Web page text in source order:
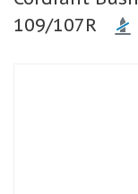
109/107R